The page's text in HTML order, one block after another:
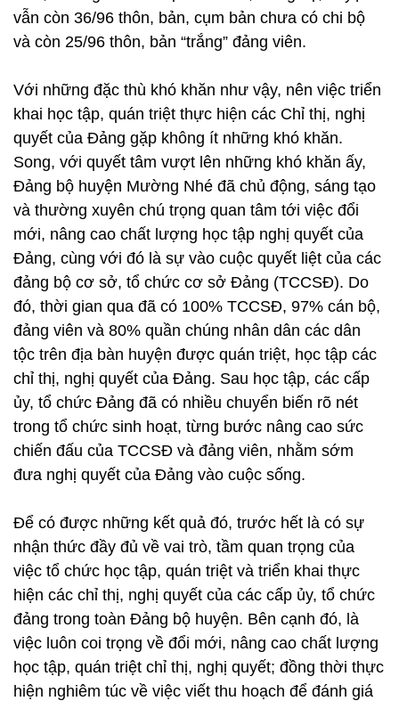
vẫn còn 36/96 thôn, bản, cụm bản chưa có chi bộ
và còn 25/96 thôn, bản “trắng” đảng viên.
Với những đặc thù khó khăn như vậy, nên việc triển
khai học tập, quán triệt thực hiện các Chỉ thị, nghị
quyết của Đảng gặp không ít những khó khăn.
Song, với quyết tâm vượt lên những khó khăn ấy,
Đảng bộ huyện Mường Nhé đã chủ động, sáng tạo
và thường xuyên chú trọng quan tâm tới việc đổi
mới, nâng cao chất lượng học tập nghị quyết của
Đảng, cùng với đó là sự vào cuộc quyết liệt của các
đảng bộ cơ sở, tổ chức cơ sở Đảng (TCCSĐ). Do
đó, thời gian qua đã có 100% TCCSĐ, 97% cán bộ,
đảng viên và 80% quần chúng nhân dân các dân
tộc trên địa bàn huyện được quán triệt, học tập các
chỉ thị, nghị quyết của Đảng. Sau học tập, các cấp
ủy, tổ chức Đảng đã có nhiều chuyển biến rõ nét
trong tổ chức sinh hoạt, từng bước nâng cao sức
chiến đấu của TCCSĐ và đảng viên, nhằm sớm
đưa nghị quyết của Đảng vào cuộc sống.
Để có được những kết quả đó, trước hết là có sự
nhận thức đầy đủ về vai trò, tầm quan trọng của
việc tổ chức học tập, quán triệt và triển khai thực
hiện các chỉ thị, nghị quyết của các cấp ủy, tổ chức
đảng trong toàn Đảng bộ huyện. Bên cạnh đó, là
việc luôn coi trọng về đổi mới, nâng cao chất lượng
học tập, quán triệt chỉ thị, nghị quyết; đồng thời thực
hiện nghiêm túc về việc viết thu hoạch để đánh giá